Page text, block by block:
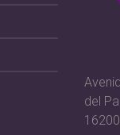
del